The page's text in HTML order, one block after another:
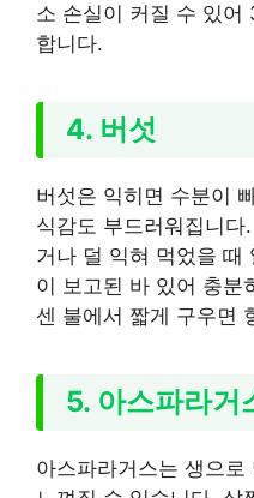
소 손실이 커질 수 있어
합니다.
4. 버섯
버섯은 익히면 수분이
식감도 부드러워집니
거나 덜 익혀 먹었을 때
이 보고된 바 있어 충분
센 불에서 짧게 구우면
5. 아스파라거
아스파라거스는 생으